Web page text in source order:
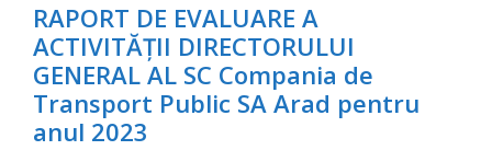
RAPORT DE EVALUARE A
ACTIVITĂȚII DIRECTORULUI
GENERAL AL SC Compania de
Transport Public SA Arad pentru
anul 2023